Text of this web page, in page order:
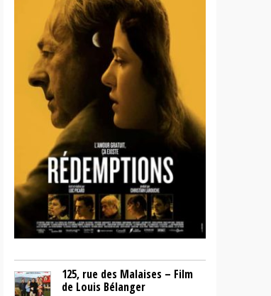
125, rue des Malaises – Film
de Louis Bélanger